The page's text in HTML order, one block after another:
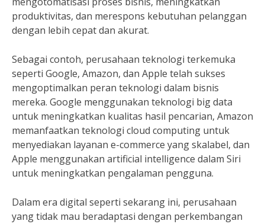
produktivitas, dan merespons kebutuhan pelanggan
dengan lebih cepat dan akurat.
Sebagai contoh, perusahaan teknologi terkemuka
seperti Google, Amazon, dan Apple telah sukses
mengoptimalkan peran teknologi dalam bisnis
mereka. Google menggunakan teknologi big data
untuk meningkatkan kualitas hasil pencarian, Amazon
memanfaatkan teknologi cloud computing untuk
menyediakan layanan e-commerce yang skalabel, dan
Apple menggunakan artificial intelligence dalam Siri
untuk meningkatkan pengalaman pengguna.
Dalam era digital seperti sekarang ini, perusahaan
yang tidak mau beradaptasi dengan perkembangan